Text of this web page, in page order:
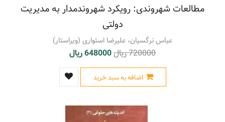
مطالعات شهروندی: رویکرد شهروندمدار به مدیریت
دولتی
عباس نرگسیان، علیرضا استواری (ویراستار)
720000 ریال 648000 ریال
اضافه به سبد خرید